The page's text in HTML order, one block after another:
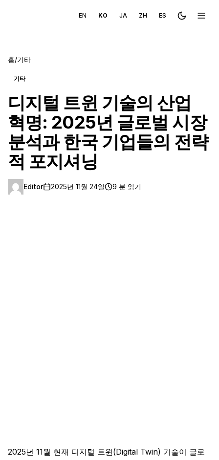
EN KO JA ZH ES Toggle메뉴
홈/기타
기타
디지털 트윈 기술의 산업
혁명: 2025년 글로벌 시장
분석과 한국 기업들의 전략
적 포지셔닝
Editor 2025년 11월 24일 9 분 읽기
2025년 11월 현재 디지털 트윈(Digital Twin) 기술이 글로